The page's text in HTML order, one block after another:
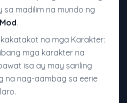
sa madilim na mundo ng
.
na mga Karakter:
ibang mga karakter na
isa ay may sariling
na nag-aambag sa eerie